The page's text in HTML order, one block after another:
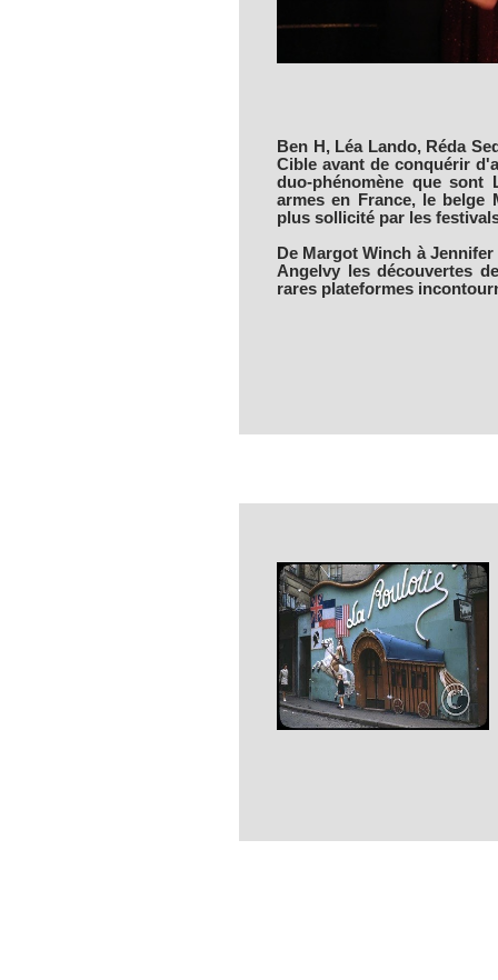
Ben H, Léa Lando, Réda
Cible avant de conquérir
duo-phénomène que
armes en France, le belge
plus sollicité par les
De Margot Winch à
Angelvy les découvertes
rares plateformes